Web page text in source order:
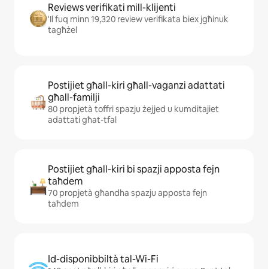
Reviews verifikati mill-klijenti
'Il fuq minn 19,320 review verifikata biex jgħinuk
tagħżel
Postijiet għall-kiri għall-vaganzi adattati
għall-familji
80 propjetà toffri spazju żejjed u kumditajiet
adattati għat-tfal
Postijiet għall-kiri bi spazji apposta fejn
taħdem
70 propjetà għandha spazju apposta fejn
taħdem
Id-disponibbiltà tal-Wi-Fi